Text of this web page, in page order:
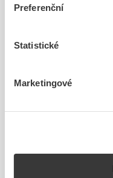
Preferenční
Statistické
Marketingové
Související produkty